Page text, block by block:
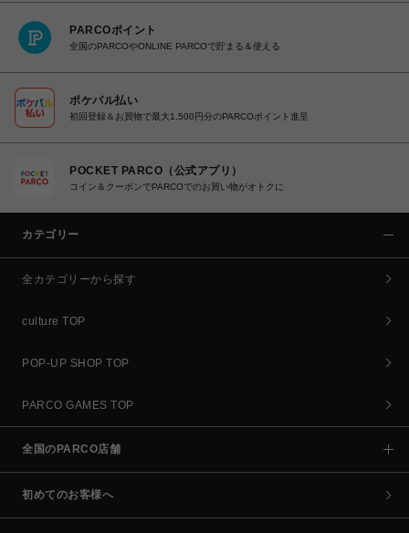
PARCOポイント
全国のPARCOやONLINE PARCOで貯まる＆使える
ポケパル払い
初回登録＆お買物で最大1,500円分のPARCOポイント進呈
POCKET PARCO（公式アプリ）
コイン＆クーポンでPARCOでのお買い物がオトクに
カテゴリー
全カテゴリーから探す
culture TOP
POP-UP SHOP TOP
PARCO GAMES TOP
全国のPARCO店舗
初めてのお客様へ